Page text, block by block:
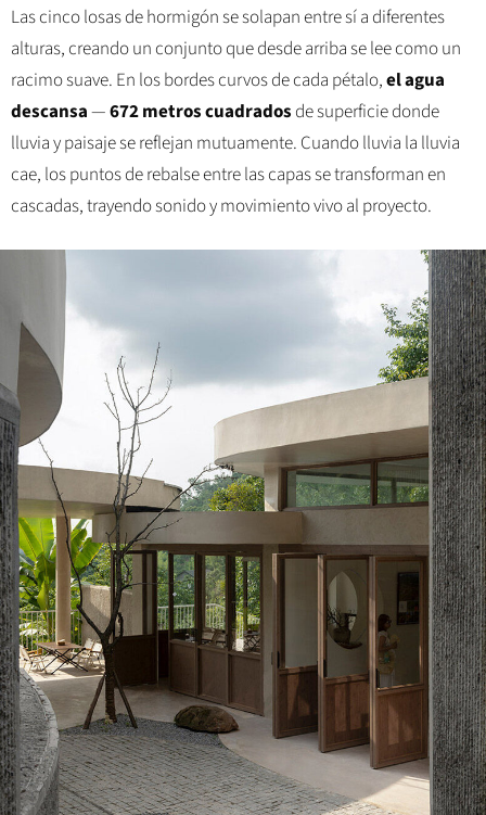
Las cinco losas de hormigón se solapan entre sí a diferentes
alturas, creando un conjunto que desde arriba se lee como un
racimo suave. En los bordes curvos de cada pétalo,el agua
descansa—672 metros cuadrados de superficie donde
lluvia y paisaje se reflejan mutuamente. Cuando lluvia la lluvia
cae, los puntos de rebalse entre las capas se transforman en
cascadas, trayendo sonido y movimiento vivo al proyecto.